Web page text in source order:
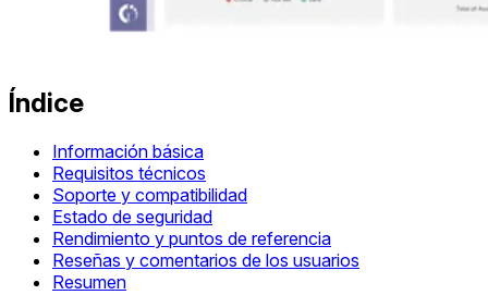
Índice
Información básica
Requisitos técnicos
Soporte y compatibilidad
Estado de seguridad
Rendimiento y puntos de referencia
Reseñas y comentarios de los usuarios
Resumen